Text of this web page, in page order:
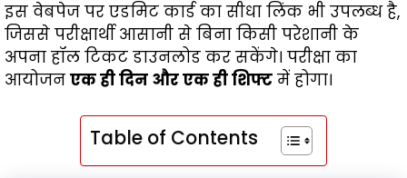
इस वेबपेज पर एडमिट कार्ड का सीधा लिंक भी उपलब्ध है,
जिससे परीक्षार्थी आसानी से बिना किसी परेशानी के
अपना हॉल टिकट डाउनलोड कर सकेंगे। परीक्षा का
आयोजन एक ही दिन और एक ही शिफ्ट में होगा।
Table of Contents